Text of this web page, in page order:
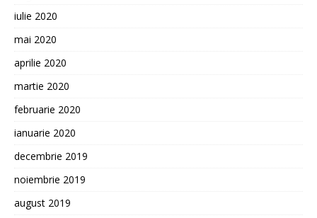
iulie 2020
mai 2020
aprilie 2020
martie 2020
februarie 2020
ianuarie 2020
decembrie 2019
noiembrie 2019
august 2019